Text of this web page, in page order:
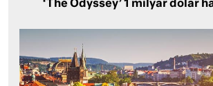
‘The Odyssey’ 1 milyar dolar